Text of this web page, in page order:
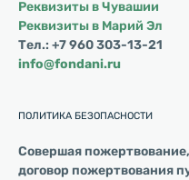
Реквизиты в Чувашии
Реквизиты в Марий Эл
Тел.: +7 960 303-13-21
info@fondani.ru
ПОЛИТИКА БЕЗОПАСНОСТИ
Совершая
договор пожертвования